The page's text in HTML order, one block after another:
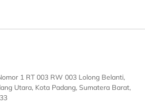
1 RT 003 RW 003 Lolong Belanti,
Utara, Kota Padang, Sumatera Barat,